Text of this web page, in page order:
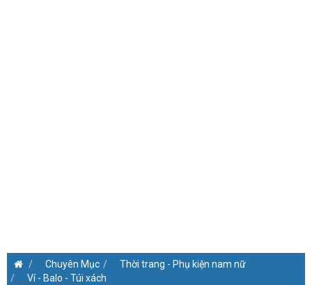
Chuyên Mục
Thời trang - Phụ kiện nam nữ
Ví - Balo - Túi xách